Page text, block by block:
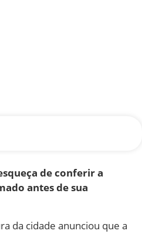
de conferir a
antes de sua
da cidade anunciou que a